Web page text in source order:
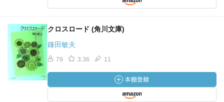
クロスロード (角川文庫)
鎌田敏夫
79 3.36 11